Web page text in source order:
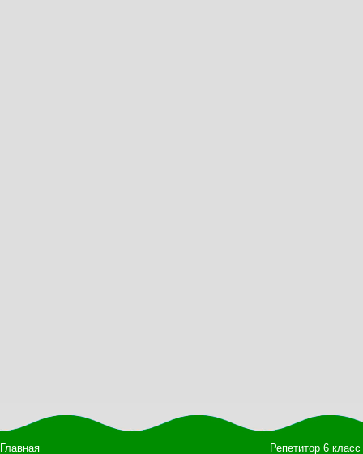
Главная Репетитор 6 класс